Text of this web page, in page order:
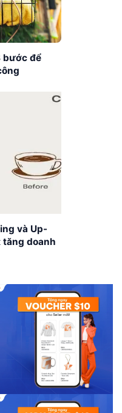
bước để
và Up-
tăng doanh